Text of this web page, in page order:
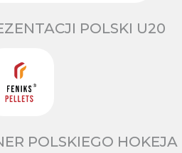
POLSKI U20
POLSKIEGO HOKEJA